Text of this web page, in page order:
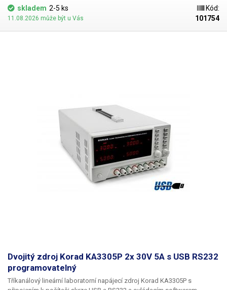
použití krokových otočných regulátorů s funkcí tlačítka pro přepínání
mezi jednotlivými desetinnými místy. Zvolené napětí i proud se
zobrazuje na velkém displeji složeném ze 4 menších segmentových
displejů, každý se zobrazením 4 číselných míst. U napětí je měřená
skladem 2-5 ks
11.08.2026 může být u Vás
Kód:
101754
Dvojitý zdroj Korad KA3305P 2x 30V 5A s USB RS232
programovatelný
Tříkanálový lineární laboratorní napájecí zdroj Korad KA3305P s